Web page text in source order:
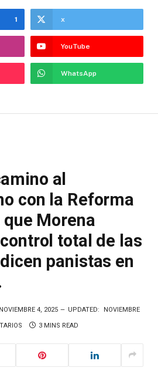
1 x
YouTube
WhatsApp
al
con la Reforma
Morena
total de las
panistas en
NOVIEMBRE 4, 2025 UPDATED: NOVIEMBRE
3 MINS READ